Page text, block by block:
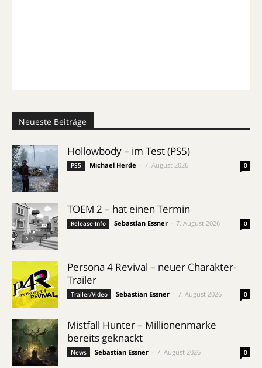
Neueste Beiträge
Hollowbody – im Test (PS5)
PS5 Michael Herde 7. August 2026 0
TOEM 2 – hat einen Termin
Release-Info Sebastian Essner 7. August 2026 0
Persona 4 Revival – neuer Charakter-
Trailer
Trailer/Video Sebastian Essner 7. August 2026 0
Mistfall Hunter – Millionenmarke
bereits geknackt
News Sebastian Essner 7. August 2026 0